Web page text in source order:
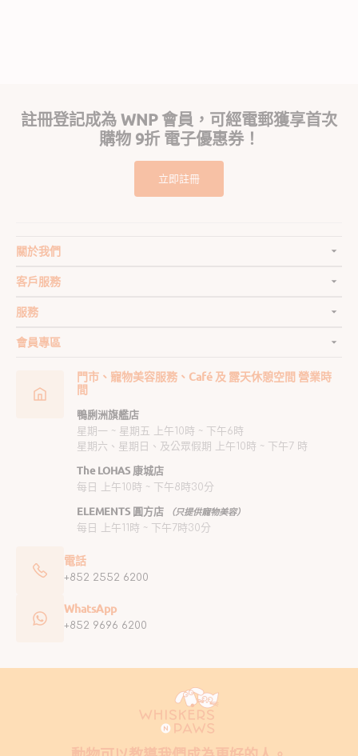
註冊登記成為 WNP 會員，可經電郵獲享首次
購物 9折 電子優惠券！
立即註冊
關於我們
客戶服務
服務
會員專區
門市、寵物美容服務、Café 及 露天休憩空間 營業時
間
鴨脷洲旗艦店
星期一 ~ 星期五 上午10時 ~ 下午6時
星期六、星期日、及公眾假期 上午10時 ~ 下午7 時
The LOHAS 康城店
每日 上午10時 ~ 下午8時30分
ELEMENTS 圓方店 （只提供寵物美容）
每日 上午11時 ~ 下午7時30分
電話
+852 2552 6200
WhatsApp
+852 9696 6200